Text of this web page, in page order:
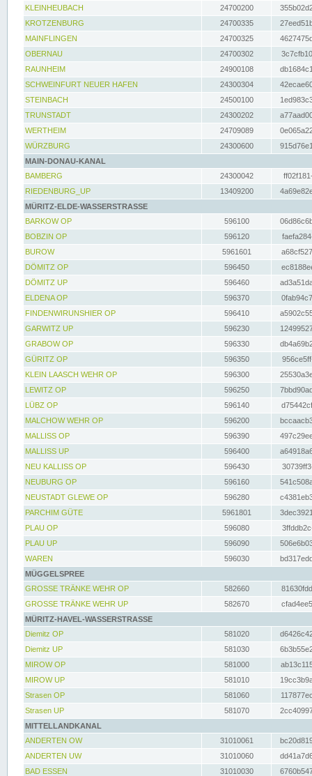
KLEINHEUBACH 24700200
KROTZENBURG
24700335
MAINFLINGEN
24700325
OBERNAU
24700302
RAUNHEIM
24900108
SCHWEINFURT NEUER HAFEN
24300304
STEINBACH
24500100
TRUNSTADT
24300202
WERTHEIM
24709089
WÜRZBURG
24300600
MAIN-DONAU-KANAL
BAMBERG
24300042
RIEDENBURG_UP
13409200
MÜRITZ-ELDE-WASSERSTRASSE
BARKOW OP
596100
BOBZIN OP
596120
BUROW
5961601
DÖMITZ OP
596450
DÖMITZ UP
596460
ELDENA OP
596370
FINDENWIRUNSHIER OP
596410
GARWITZ UP
596230
GRABOW OP
596330
GÜRITZ OP
596350
KLEIN LAASCH WEHR OP
596300
LEWITZ OP
596250
LÜBZ OP
596140
MALCHOW WEHR OP
596200
MALLISS OP
596390
MALLISS UP
596400
NEU KALLISS OP
596430
NEUBURG OP
596160
NEUSTADT GLEWE OP
596280
PARCHIM GÜTE
5961801
PLAU OP
596080
PLAU UP
596090
WAREN
596030
MÜGGELSPREE
GROSSE TRÄNKE WEHR OP
582660
GROSSE TRÄNKE WEHR UP
582670
MÜRITZ-HAVEL-WASSERSTRASSE
Diemitz OP
581020
Diemitz UP
581030
MIROW OP
581000
MIROW UP
581010
Strasen OP
581060
Strasen UP
581070
MITTELLANDKANAL
ANDERTEN OW
31010061
ANDERTEN UW
31010060
BAD ESSEN
31010030